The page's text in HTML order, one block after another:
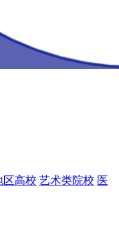
区高校 艺术类院校 医